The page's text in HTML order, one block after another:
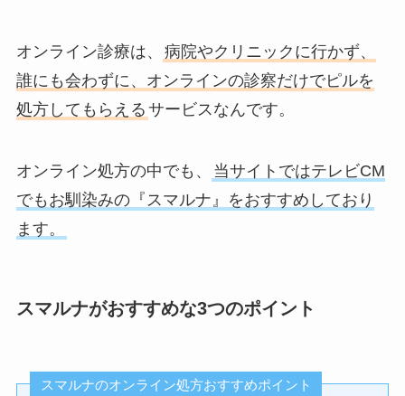
オンライン診療は、
病院やクリニックに行かず、
誰にも会わずに、オンラインの診察だけでピルを
処方してもらえる サービスなんです。
オンライン処方の中でも、
当サイトではテレビCM
でもお馴染みの『スマルナ』をおすすめしており
ます。
スマルナがおすすめな3つのポイント
スマルナのオンライン処方おすすめポイント